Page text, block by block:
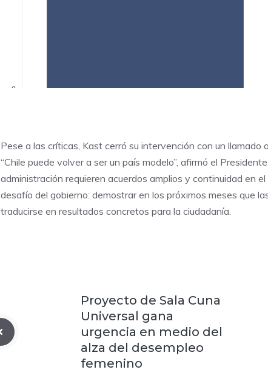
Pese a las críticas, Kast cerró su intervención con un llamado
“Chile puede volver a ser un país modelo”, afirmó el
administración requieren acuerdos amplios y continuidad en
desafío del gobierno: demostrar en los próximos meses que
traducirse en resultados concretos para la ciudadanía.
Proyecto de Sala Cuna
Universal gana
urgencia en medio del
alza del desempleo
femenino